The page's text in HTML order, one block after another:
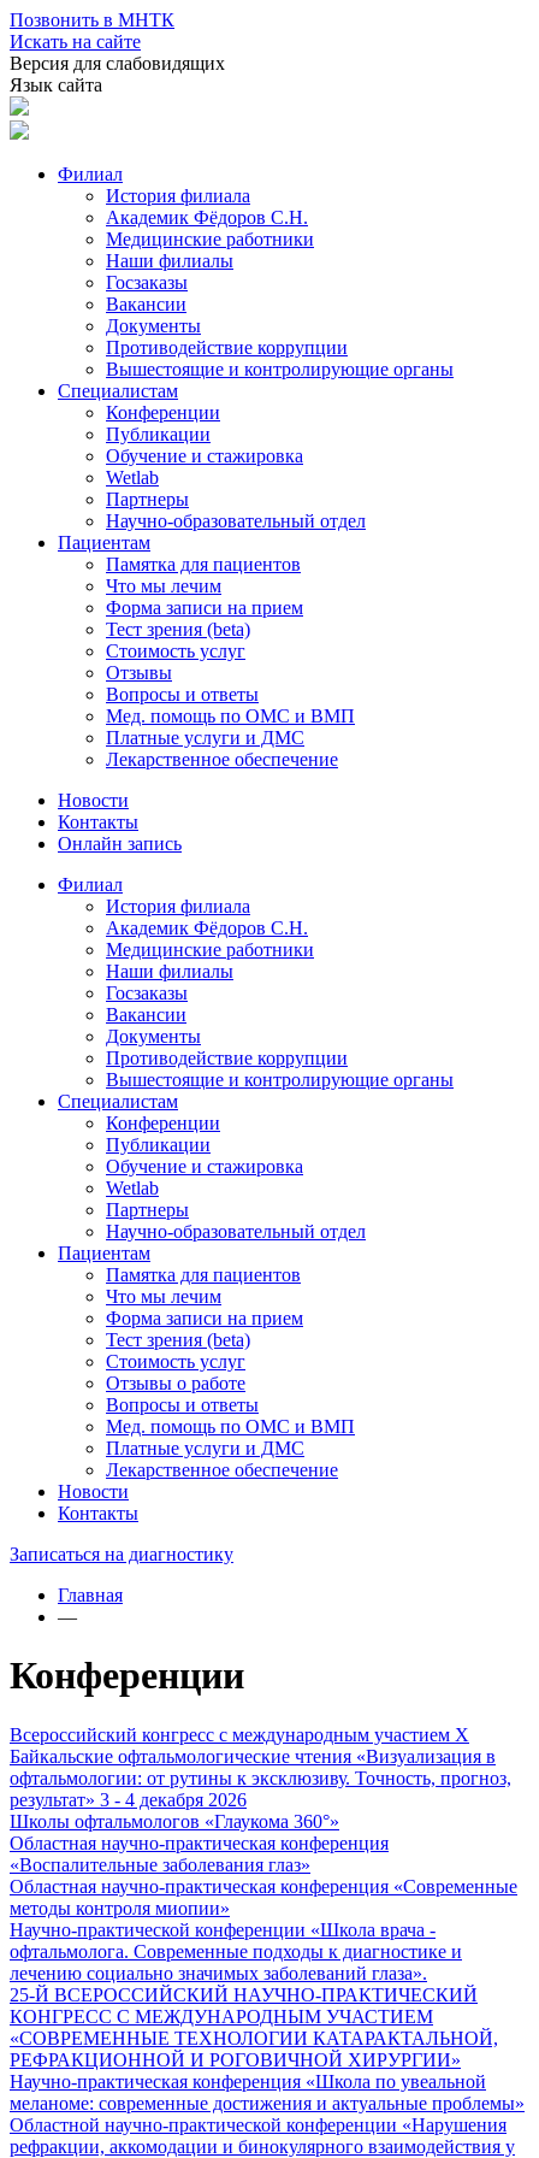
Позвонить в МНТК
Искать на сайте
Версия для слабовидящих
Язык сайта
Филиал
История филиала
Академик Фёдоров С.Н.
Медицинские работники
Наши филиалы
Госзаказы
Вакансии
Документы
Противодействие коррупции
Вышестоящие и контролирующие органы
Специалистам
Конференции
Публикации
Обучение и стажировка
Wetlab
Партнеры
Научно-образовательный отдел
Пациентам
Памятка для пациентов
Что мы лечим
Форма записи на прием
Тест зрения (beta)
Стоимость услуг
Отзывы
Вопросы и ответы
Мед. помощь по ОМС и ВМП
Платные услуги и ДМС
Лекарственное обеспечение
Новости
Контакты
Онлайн запись
Филиал
История филиала
Академик Фёдоров С.Н.
Медицинские работники
Наши филиалы
Госзаказы
Вакансии
Документы
Противодействие коррупции
Вышестоящие и контролирующие органы
Специалистам
Конференции
Публикации
Обучение и стажировка
Wetlab
Партнеры
Научно-образовательный отдел
Пациентам
Памятка для пациентов
Что мы лечим
Форма записи на прием
Тест зрения (beta)
Стоимость услуг
Отзывы о работе
Вопросы и ответы
Мед. помощь по ОМС и ВМП
Платные услуги и ДМС
Лекарственное обеспечение
Новости
Контакты
Записаться на диагностику
Главная
—
Конференции
Всероссийский конгресс с международным участием X
Байкальские офтальмологические чтения «Визуализация в
офтальмологии: от рутины к эксклюзиву. Точность, прогноз,
результат» 3 - 4 декабря 2026
Школы офтальмологов «Глаукома 360°»
Областная научно-практическая конференция
«Воспалительные заболевания глаз»
Областная научно-практическая конференция «Современные
методы контроля миопии»
Научно-практической конференции «Школа врача -
офтальмолога. Современные подходы к диагностике и
лечению социально значимых заболеваний глаза».
25-Й ВСЕРОССИЙСКИЙ НАУЧНО-ПРАКТИЧЕСКИЙ
КОНГРЕСС С МЕЖДУНАРОДНЫМ УЧАСТИЕМ
«СОВРЕМЕННЫЕ ТЕХНОЛОГИИ КАТАРАКТАЛЬНОЙ,
РЕФРАКЦИОННОЙ И РОГОВИЧНОЙ ХИРУРГИИ»
Научно-практическая конференция «Школа по увеальной
меланоме: современные достижения и актуальные проблемы»
Областной научно-практической конференции «Нарушения
рефракции, аккомодации и бинокулярного взаимодействия у